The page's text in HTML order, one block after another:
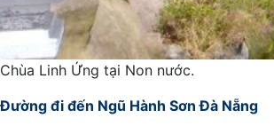
Chùa Linh Ứng tại Non nước.
Đường đi đến Ngũ Hành Sơn Đà Nẵng